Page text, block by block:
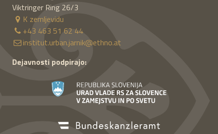
Viktringer Ring 26/3
K zemljevidu
+43 463 51 62 44
institut.urban.jarnik@ethno.at
Dejavnosti podpirajo: